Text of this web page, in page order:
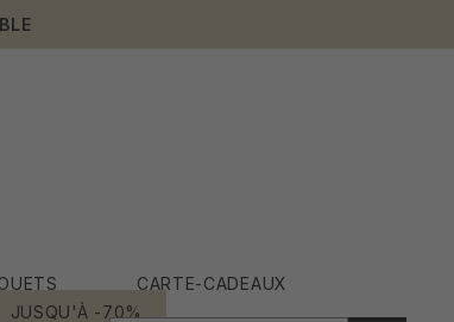
CARTE-CADEAUX
JUSQU'À -70%